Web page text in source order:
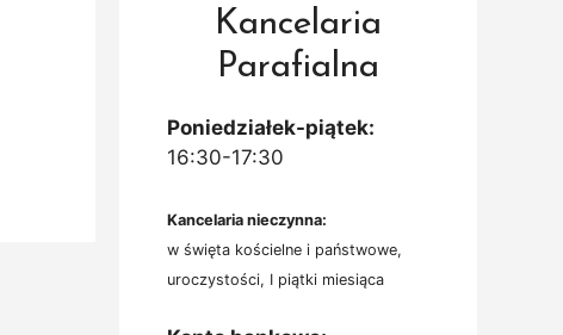
Kancelaria
Parafialna
Poniedziałek-piątek:
16:30-17:30
Kancelaria nieczynna:
w święta kościelne i państwowe,
uroczystości, I piątki miesiąca